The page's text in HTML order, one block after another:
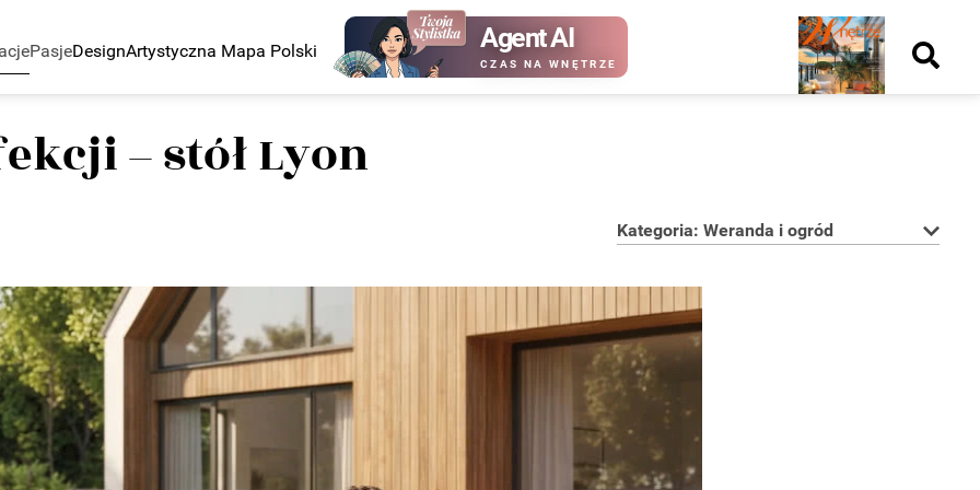
PasjeDesignArtystyczna Mapa Polski Agent AI
CZAS NA WNĘTRZE
Nowy
numer
kup ten
– stół Lyon
Kategoria: Weranda i ogród